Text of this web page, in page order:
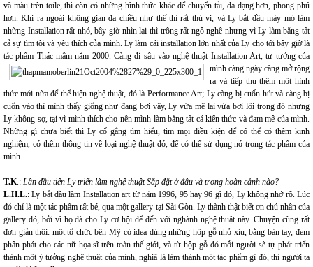
và màu trên toile, thì còn có những hình thức khác để chuyển tải, đa dạng hơn, phong phú
hơn. Khi ra ngoài không gian đa chiều như thế thì rất thú vị, và Ly bắt đầu mày mò làm
những Installation rất nhỏ, bây giờ nhìn lại thì trông rất ngô nghê nhưng vì Ly làm bằng tất
cả sự tìm tòi và yêu thích của mình. Ly làm cái installation lớn nhất của Ly cho tới bây giờ là
tác phẩm Thác mâm năm 2000. Càng đi sâu vào nghệ thuật Installation Art, tư tưởng của
mình càng ngày càng mở rộng
ra và tiếp thu thêm một hình
thức mới nữa để thể hiện nghệ thuật, đó là Performance Art; Ly càng bị cuốn hút và càng bị
cuốn vào thì mình thấy giống như đang bơi vậy, Ly vừa mê lại vừa bơi lội trong đó nhưng
Ly không sợ, tại vì mình thích cho nên mình làm bằng tất cả kiến thức và đam mê của mình.
Những gì chưa biết thì Ly cố gắng tìm hiểu, tìm mọi điều kiện để có thể có thêm kinh
nghiệm, có thêm thông tin về loại nghệ thuật đó, để có thể sử dụng nó trong tác phẩm của
mình.
T.K.: Lần đầu tiên Ly triển lãm nghệ thuật Sắp đặt ở đâu và trong hoàn cảnh nào?
L.H.L.: Ly bắt đầu làm Installation art từ năm 1996, 95 hay 96 gì đó, Ly không nhớ rõ. Lúc
đó chỉ là một tác phẩm rất bé, qua một gallery tại Sài Gòn. Ly thành thật biết ơn chủ nhân của
gallery đó, bởi vì họ đã cho Ly cơ hội để đến với nghành nghệ thuật này. Chuyện cũng rất
đơn giản thôi: một tổ chức bên Mỹ có idea dùng những hộp gỗ nhỏ xíu, bằng bàn tay, đem
phân phát cho các nữ họa sĩ trên toàn thế giới, và từ hộp gỗ đó mỗi người sẽ tự phát triển
thành một ý tưởng nghệ thuật của mình, nghiã là làm thành một tác phẩm gì đó, thì người ta